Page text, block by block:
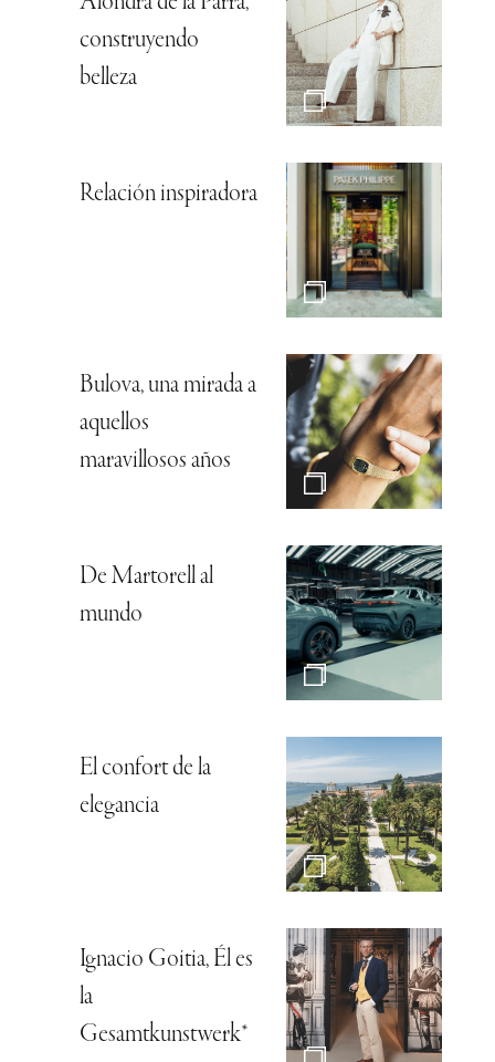
construyendo
belleza
Relación inspiradora
Bulova, una mirada a
aquellos
maravillosos años
De Martorell al
mundo
El confort de la
elegancia
Ignacio Goitia, Él es
la
Gesamtkunstwerk*